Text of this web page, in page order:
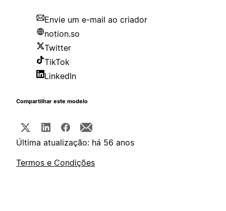
Envie um e-mail ao criador
notion.so
Twitter
TikTok
LinkedIn
Compartilhar este modelo
Última atualização: há 56 anos
Termos e Condições